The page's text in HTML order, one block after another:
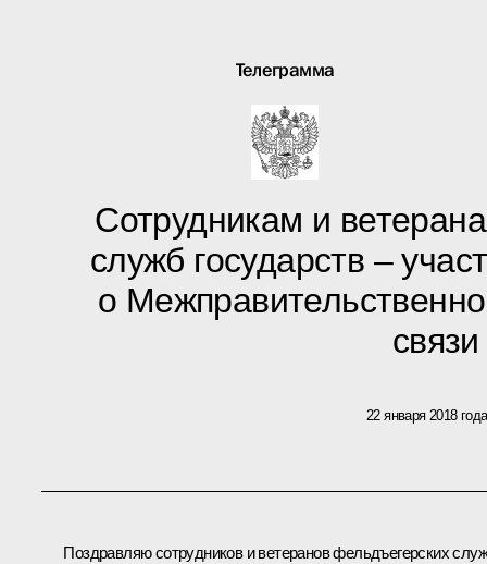
Телеграмма
Сотрудникам и
служб государств –
о
связи
22 января 2018 года
Поздравляю сотрудников и ветеранов фельдъегерских